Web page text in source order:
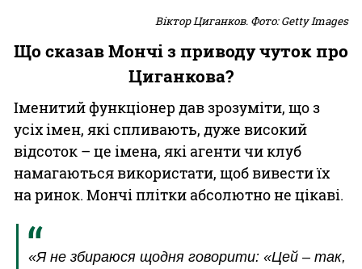
Віктор Циганков. Фото: Getty Images
Що сказав Мончі з приводу чуток про
Циганкова?
Іменитий функціонер дав зрозуміти, що з
усіх імен, які спливають, дуже високий
відсоток – це імена, які агенти чи клуб
намагаються використати, щоб вивести їх
на ринок. Мончі плітки абсолютно не цікаві.
«Я не збираюся щодня говорити: «Цей – так,